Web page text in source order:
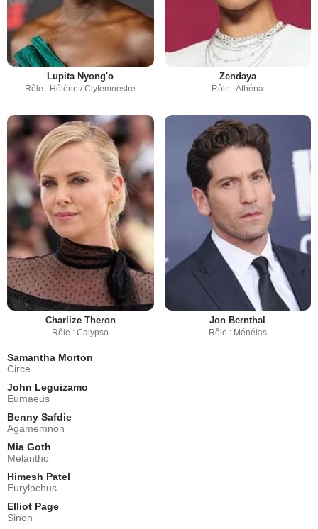
Lupita Nyong'o
Rôle : Hélène / Clytemnestre
Zendaya
Rôle : Athéna
Charlize Theron
Rôle : Calypso
Jon Bernthal
Rôle : Ménélas
Samantha Morton
Circe
John Leguizamo
Eumaeus
Benny Safdie
Agamemnon
Mia Goth
Melantho
Himesh Patel
Eurylochus
Elliot Page
Sinon